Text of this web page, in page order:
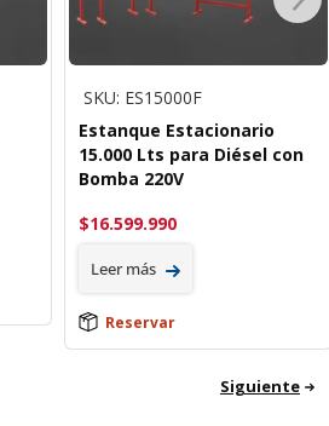
SKU: ES15000F
Estanque Estacionario
15.000 Lts para Diésel con
Bomba 220V
$16.599.990
Leer más
Reservar
Siguiente